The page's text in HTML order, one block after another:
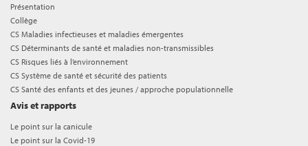
Présentation
Collège
CS Maladies infectieuses et maladies émergentes
CS Déterminants de santé et maladies non-transmissibles
CS Risques liés à l’environnement
CS Système de santé et sécurité des patients
CS Santé des enfants et des jeunes / approche populationnelle
Avis et rapports
Le point sur la canicule
Le point sur la Covid-19